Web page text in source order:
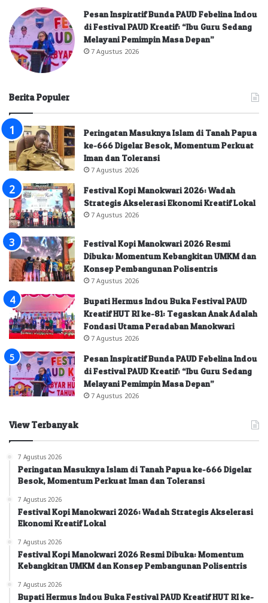
Pesan Inspiratif Bunda PAUD Febelina Indou
di Festival PAUD Kreatif: “Ibu Guru Sedang
Melayani Pemimpin Masa Depan”
7 Agustus 2026
Berita Populer
Peringatan Masuknya Islam di Tanah Papua
ke-666 Digelar Besok, Momentum Perkuat
Iman dan Toleransi
7 Agustus 2026
Festival Kopi Manokwari 2026: Wadah
Strategis Akselerasi Ekonomi Kreatif Lokal
7 Agustus 2026
Festival Kopi Manokwari 2026 Resmi
Dibuka: Momentum Kebangkitan UMKM dan
Konsep Pembangunan Polisentris
7 Agustus 2026
Bupati Hermus Indou Buka Festival PAUD
Kreatif HUT RI ke-81: Tegaskan Anak Adalah
Fondasi Utama Peradaban Manokwari
7 Agustus 2026
Pesan Inspiratif Bunda PAUD Febelina Indou
di Festival PAUD Kreatif: “Ibu Guru Sedang
Melayani Pemimpin Masa Depan”
7 Agustus 2026
View Terbanyak
7 Agustus 2026
Peringatan Masuknya Islam di Tanah Papua ke-666 Digelar
Besok, Momentum Perkuat Iman dan Toleransi
7 Agustus 2026
Festival Kopi Manokwari 2026: Wadah Strategis Akselerasi
Ekonomi Kreatif Lokal
7 Agustus 2026
Festival Kopi Manokwari 2026 Resmi Dibuka: Momentum
Kebangkitan UMKM dan Konsep Pembangunan Polisentris
7 Agustus 2026
Bupati Hermus Indou Buka Festival PAUD Kreatif HUT RI ke-